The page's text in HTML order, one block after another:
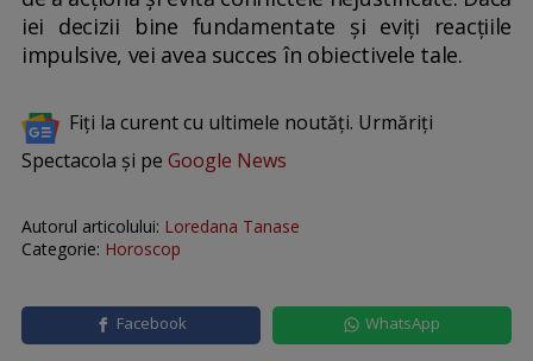
iei decizii bine fundamentate și eviți reacțiile
impulsive, vei avea succes în obiectivele tale.
Fiți la curent cu ultimele noutăți. Urmăriți
Spectacola și pe Google News
Autorul articolului: Loredana Tanase
Categorie: Horoscop
Facebook WhatsApp